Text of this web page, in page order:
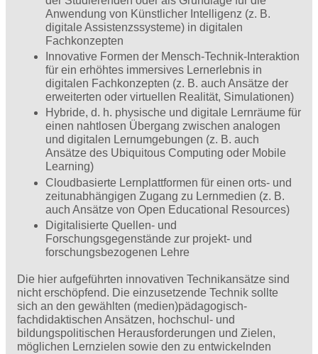
Anwendung von Künstlicher Intelligenz (z. B.
digitale Assistenzssysteme) in digitalen
Fachkonzepten
Innovative Formen der Mensch-Technik-Interaktion
für ein erhöhtes immersives Lernerlebnis in
digitalen Fachkonzepten (z. B. auch Ansätze der
erweiterten oder virtuellen Realität, Simulationen)
Hybride, d. h. physische und digitale Lernräume für
einen nahtlosen Übergang zwischen analogen
und digitalen Lernumgebungen (z. B. auch
Ansätze des Ubiquitous Computing oder Mobile
Learning)
Cloudbasierte Lernplattformen für einen orts- und
zeitunabhängigen Zugang zu Lernmedien (z. B.
auch Ansätze von Open Educational Resources)
Digitalisierte Quellen- und
Forschungsgegenstände zur projekt- und
forschungsbezogenen Lehre
Die hier aufgeführten innovativen Technikansätze sind
nicht erschöpfend. Die einzusetzende Technik sollte
sich an den gewählten (medien)pädagogisch-
fachdidaktischen Ansätzen, hochschul- und
bildungspolitischen Herausforderungen und Zielen,
möglichen Lernzielen sowie den zu entwickelnden